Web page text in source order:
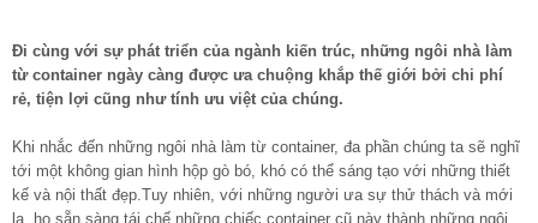
Đi cùng với sự phát triển của ngành kiến trúc, những ngôi nhà làm
từ container ngày càng được ưa chuộng khắp thế giới bởi chi phí
rẻ, tiện lợi cũng như tính ưu việt của chúng.
Khi nhắc đến những ngôi nhà làm từ container, đa phần chúng ta sẽ nghĩ
tới một không gian hình hộp gò bó, khó có thể sáng tạo với những thiết
kế và nội thất đẹp.Tuy nhiên, với những người ưa sự thử thách và mới
lạ, họ sẵn sàng tái chế những chiếc container cũ này thành những ngôi